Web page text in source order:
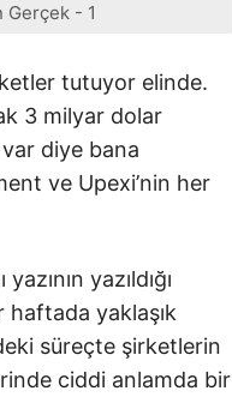
Gerçek - 1
tutuyor elinde.
3 milyar dolar
diye bana
ve Upexi’nin her
yazıldığı
haftada yaklaşık
süreçte şirketlerin
ciddi anlamda bir